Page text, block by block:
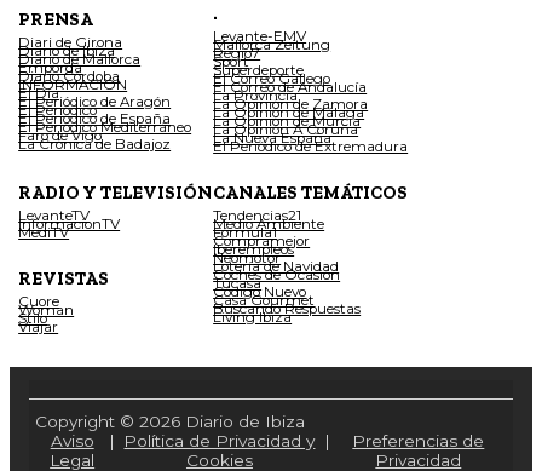
PRENSA
Diari de Girona
Diario de Ibiza
Diario de Mallorca
Empordà
Diario Córdoba
INFORMACIÓN
El Día
El Periódico de Aragón
El Periódico
El Periódico de España
El Periódico Mediterráneo
Faro de Vigo
La Crónica de Badajoz
.
Levante-EMV
Mallorca Zeitung
Regio7
Sport
Superdeporte
El Correo Gallego
El Correo de Andalucía
La Provincia
La Opinión de Zamora
La Opinión de Málaga
La Opinión de Murcia
La Opinión A Coruña
La Nueva España
El Periódico de Extremadura
RADIO Y TELEVISIÓN
LevanteTV
InformacionTV
MediTV
REVISTAS
Cuore
Woman
Stilo
Viajar
CANALES TEMÁTICOS
Tendencias21
Medio Ambiente
Fórmula1
Compramejor
Iberempleos
Neomotor
Lotería de Navidad
Coches de Ocasión
Tucasa
Código Nuevo
Casa Gourmet
Buscando Respuestas
Living Ibiza
Copyright © 2026 Diario de Ibiza
Aviso
Legal
|
Política de Privacidad y
Cookies
|
Preferencias de
Privacidad